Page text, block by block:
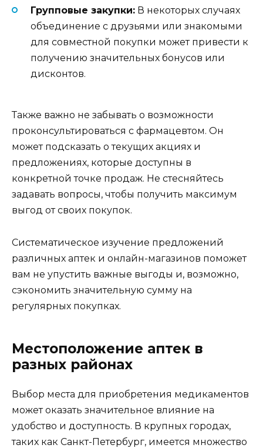
Групповые закупки: В некоторых случаях
объединение с друзьями или знакомыми
для совместной покупки может привести к
получению значительных бонусов или
дисконтов.
Также важно не забывать о возможности
проконсультироваться с фармацевтом. Он
может подсказать о текущих акциях и
предложениях, которые доступны в
конкретной точке продаж. Не стесняйтесь
задавать вопросы, чтобы получить максимум
выгод от своих покупок.
Систематическое изучение предложений
различных аптек и онлайн-магазинов поможет
вам не упустить важные выгоды и, возможно,
сэкономить значительную сумму на
регулярных покупках.
Местоположение аптек в
разных районах
Выбор места для приобретения медикаментов
может оказать значительное влияние на
удобство и доступность. В крупных городах,
таких как Санкт-Петербург, имеется множество